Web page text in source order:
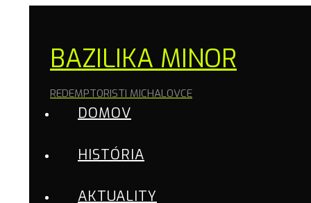
BAZILIKA MINOR
REDEMPTORISTI MICHALOVCE
DOMOV
HISTÓRIA
AKTUALITY